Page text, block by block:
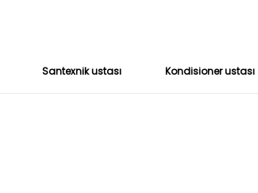
Santexnik ustası Kondisioner ustası